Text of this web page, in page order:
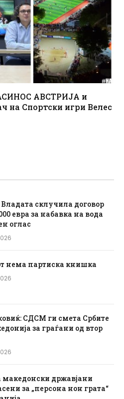
АВСТРИЈА и
на Спортски игри Велес
склучила договор
евра за набавка на вода
оглас
нема партиска книшка
СДСМ ги смета Србите
за граѓани од втор
македонски државјани
за „персона нон грата“